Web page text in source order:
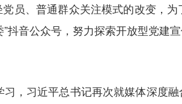
员、普通群众关注模式的改变，
抖音公众号，努力探索开放型党建
，习近平总书记再次就媒体深度